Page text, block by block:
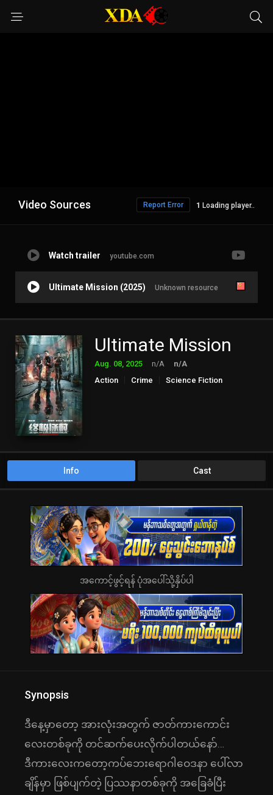
Video Sources Loading player..
Report Error
Watch trailer youtube.com
Ultimate Mission (2025) Unknown resource
Ultimate Mission
Aug. 08, 2025 n/A
n/A
Action
Crime Science Fiction
Info Cast
အကောင့်ဖွင့်ရန် ပုံအပေါ်သို့နှိပ်ပါ
Synopsis
ဒီနေ့မှာတော့ အားလုံးအတွက် ဇာတ်ကားကောင်း
လေးတစ်ခုကို တင်ဆက်ပေးလိုက်ပါတယ်နော်…
ဒီကားလေးကတော့ကပ်ဘေးရောဂါဝေဒနာ ပေါ်လာ
ချိန်မှာ ဖြစ်ပျက်တဲ့ ပြဿနာတစ်ခုကို အခြေခံပြီး